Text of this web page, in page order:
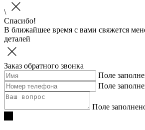
\
Спасибо!
В ближайшее время с вами свяжется
деталей
Заказ обратного звонка
Поле
Поле
Поле